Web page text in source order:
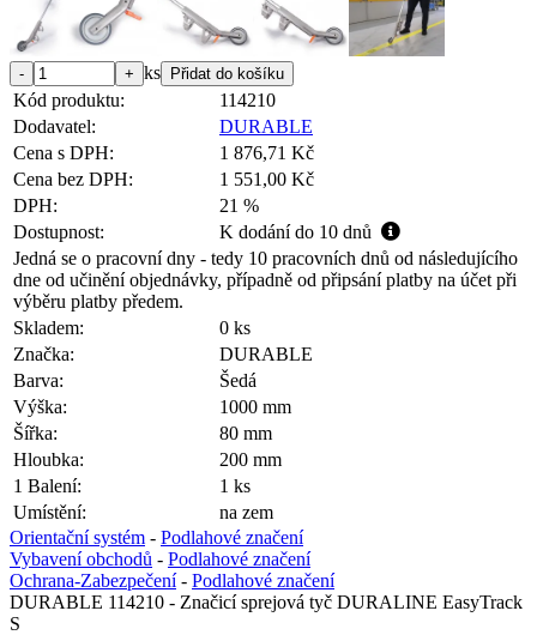
ks
Kód produktu:
114210
Dodavatel:
DURABLE
Cena s DPH:
1 876,71 Kč
Cena bez DPH:
1 551,00 Kč
DPH:
21 %
Dostupnost:
K dodání do 10 dnů
Jedná se o pracovní dny - tedy 10 pracovních dnů od následujícího
dne od učinění objednávky, případně od připsání platby na účet při
výběru platby předem.
Skladem:
0 ks
Značka:
DURABLE
Barva:
Šedá
Výška:
1000 mm
Šířka:
80 mm
Hloubka:
200 mm
1 Balení:
1 ks
Umístění:
na zem
Orientační systém - Podlahové značení
Vybavení obchodů - Podlahové značení
Ochrana-Zabezpečení- Podlahové značení
DURABLE 114210 - Značicí sprejová tyč DURALINE EasyTrack
S